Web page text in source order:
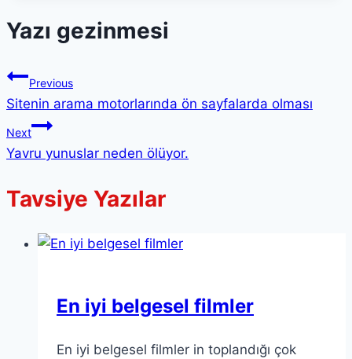
Yazı gezinmesi
Previous
Sitenin arama motorlarında ön sayfalarda olması
Next
Yavru yunuslar neden ölüyor.
Tavsiye Yazılar
En iyi belgesel filmler
En iyi belgesel filmler in toplandığı çok